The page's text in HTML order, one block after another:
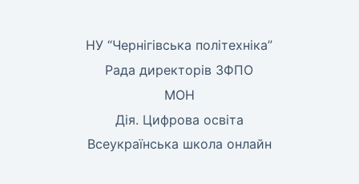
НУ “Чернігівська політехніка”
Рада директорів ЗФПО
МОН
Дія. Цифрова освіта
Всеукраїнська школа онлайн